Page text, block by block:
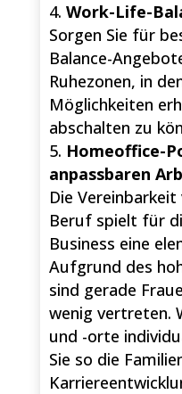
Work-Life-
Sorgen Sie für
Balance-
Ruhezonen, in
Möglichkeiten
abschalten zu
Homeoffice-
anpassbaren
Die
Beruf spielt für
Business eine
Aufgrund des
sind gerade
wenig vertreten.
und -orte
Sie so die